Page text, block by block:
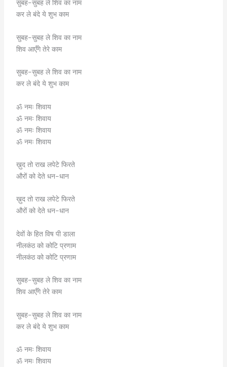
सुबह-सुबह ले शिव का नाम
कर ले बंदे ये शुभ काम
सुबह-सुबह ले शिव का नाम
शिव आएँगे तेरे काम
सुबह-सुबह ले शिव का नाम
कर ले बंदे ये शुभ काम
ॐ नमः शिवाय
ॐ नमः शिवाय
ॐ नमः शिवाय
ॐ नमः शिवाय
ख़ुद तो राख लपेटे फिरते
औरों को देते धन-धान
ख़ुद तो राख लपेटे फिरते
औरों को देते धन-धान
देवों के हित विष पी डाला
नीलकंठ को कोटि प्रणाम
नीलकंठ को कोटि प्रणाम
सुबह-सुबह ले शिव का नाम
शिव आएँगे तेरे काम
सुबह-सुबह ले शिव का नाम
कर ले बंदे ये शुभ काम
ॐ नमः शिवाय
ॐ नमः शिवाय